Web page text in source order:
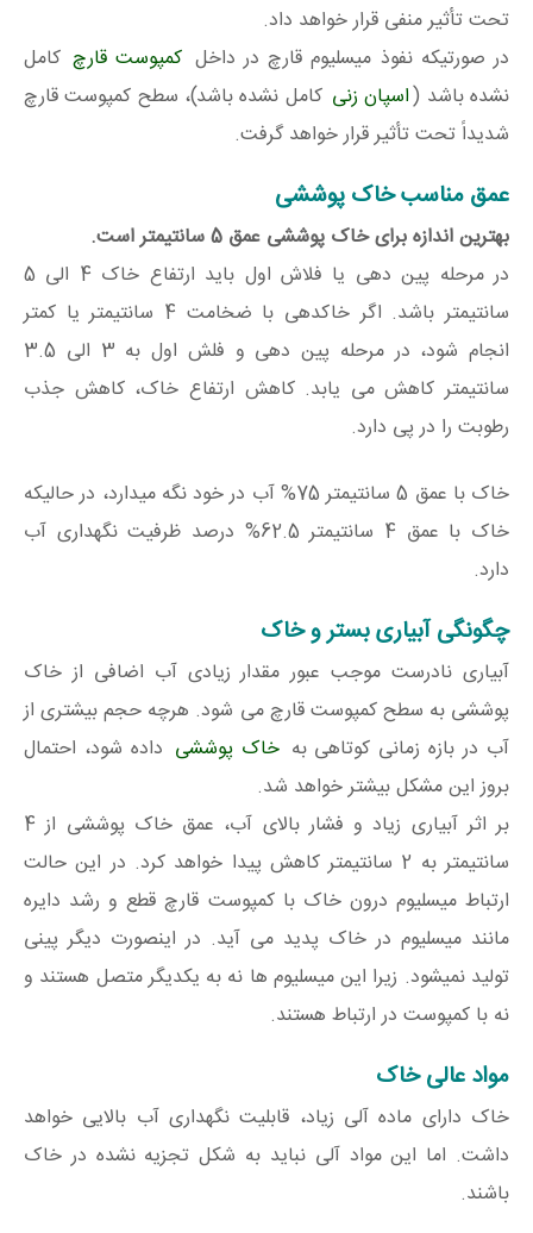
تحت تأثیر منفی قرار خواهد داد.
در صورتیکه نفوذ میسلیوم قارچ در داخل کمپوست قارچ کامل
نشده باشد (اسپان زنی کامل نشده باشد)، سطح کمپوست قارچ
شدیداً تحت تأثیر قرار خواهد گرفت.
عمق مناسب خاک پوششی
بهترین اندازه برای خاک پوششی عمق 5 سانتیمتر است.
در مرحله پین دهی یا فلاش اول باید ارتفاع خاک 4 الی 5
سانتیمتر باشد. اگر خاکدهی با ضخامت 4 سانتیمتر یا کمتر
انجام شود، در مرحله پین دهی و فلش اول به 3 الی 3.5
سانتیمتر کاهش می یابد. کاهش ارتفاع خاک، کاهش جذب
رطوبت را در پی دارد.
خاک با عمق 5 سانتیمتر 75% آب در خود نگه میدارد، در حالیکه
خاک با عمق 4 سانتیمتر 62.5% درصد ظرفیت نگهداری آب
دارد.
چگونگی آبیاری بستر و خاک
آبیاری نادرست موجب عبور مقدار زیادی آب اضافی از خاک
پوششی به سطح کمپوست قارچ می شود. هرچه حجم بیشتری از
آب در بازه زمانی کوتاهی به خاک پوششی داده شود، احتمال
بروز این مشکل بیشتر خواهد شد.
بر اثر آبیاری زیاد و فشار بالای آب، عمق خاک پوششی از 4
سانتیمتر به 2 سانتیمتر کاهش پیدا خواهد کرد. در این حالت
ارتباط میسلیوم درون خاک با کمپوست قارچ قطع و رشد دایره
مانند میسلیوم در خاک پدید می آید. در اینصورت دیگر پینی
تولید نمیشود. زیرا این میسلیوم ها نه به یکدیگر متصل هستند و
نه با کمپوست در ارتباط هستند.
مواد عالی خاک
خاک دارای ماده آلی زیاد، قابلیت نگهداری آب بالایی خواهد
داشت. اما این مواد آلی نباید به شکل تجزیه نشده در خاک
باشند.